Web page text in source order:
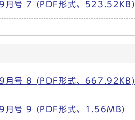
月号 7 (PDF形式、523.52KB)
月号 8 (PDF形式、667.92KB)
月号 9 (PDF形式、1.56MB)